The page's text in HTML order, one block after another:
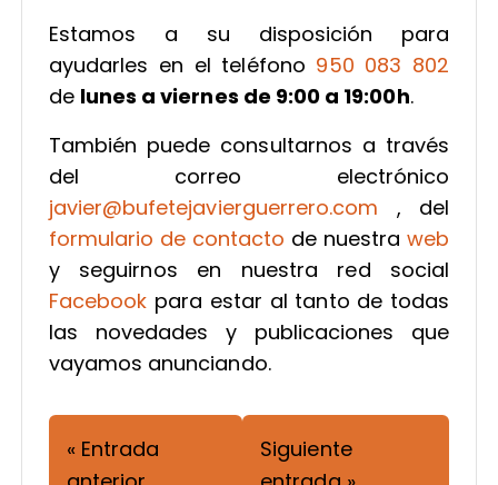
Estamos a su disposición para
ayudarles en el teléfono 950 083 802
de lunes a viernes de 9:00 a 19:00h.
También puede consultarnos a través
del correo electrónico
javier@bufetejavierguerrero.com , del
formulario de contacto de nuestraweb
y seguirnos en nuestra red social
Facebook para estar al tanto de todas
las novedades y publicaciones que
vayamos anunciando.
« Entrada
Siguiente